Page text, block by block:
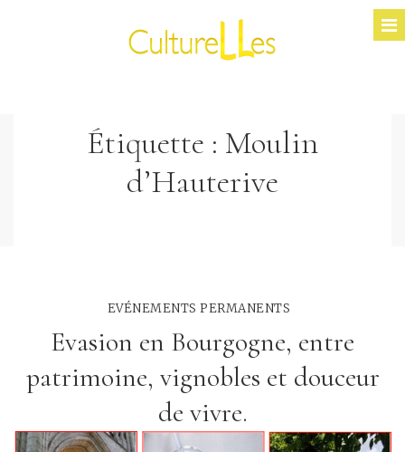
Étiquette : Moulin
d’Hauterive
EVÉNEMENTS PERMANENTS
Evasion en Bourgogne, entre
patrimoine, vignobles et douceur
de vivre.